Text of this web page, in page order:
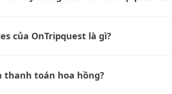
của OnTripquest là gì?
thanh toán hoa hồng?